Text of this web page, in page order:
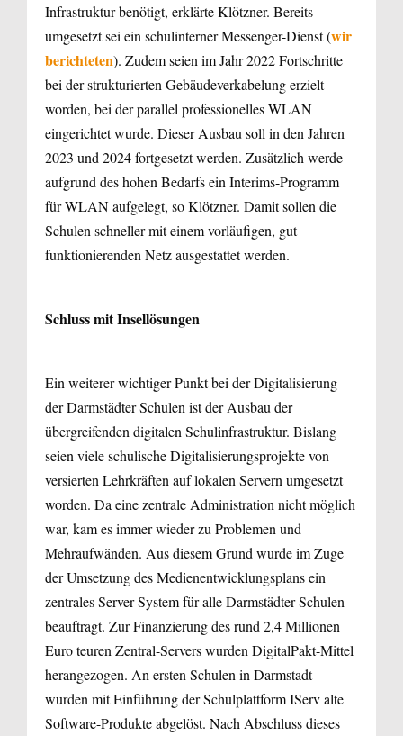
Infrastruktur benötigt, erklärte Klötzner. Bereits
umgesetzt sei ein schulinterner Messenger-Dienst (wir
berichteten). Zudem seien im Jahr 2022 Fortschritte
bei der strukturierten Gebäudeverkabelung erzielt
worden, bei der parallel professionelles WLAN
eingerichtet wurde. Dieser Ausbau soll in den Jahren
2023 und 2024 fortgesetzt werden. Zusätzlich werde
aufgrund des hohen Bedarfs ein Interims-Programm
für WLAN aufgelegt, so Klötzner. Damit sollen die
Schulen schneller mit einem vorläufigen, gut
funktionierenden Netz ausgestattet werden.
Schluss mit Insellösungen
Ein weiterer wichtiger Punkt bei der Digitalisierung
der Darmstädter Schulen ist der Ausbau der
übergreifenden digitalen Schulinfrastruktur. Bislang
seien viele schulische Digitalisierungsprojekte von
versierten Lehrkräften auf lokalen Servern umgesetzt
worden. Da eine zentrale Administration nicht möglich
war, kam es immer wieder zu Problemen und
Mehraufwänden. Aus diesem Grund wurde im Zuge
der Umsetzung des Medienentwicklungsplans ein
zentrales Server-System für alle Darmstädter Schulen
beauftragt. Zur Finanzierung des rund 2,4 Millionen
Euro teuren Zentral-Servers wurden DigitalPakt-Mittel
herangezogen. An ersten Schulen in Darmstadt
wurden mit Einführung der Schulplattform IServ alte
Software-Produkte abgelöst. Nach Abschluss dieses